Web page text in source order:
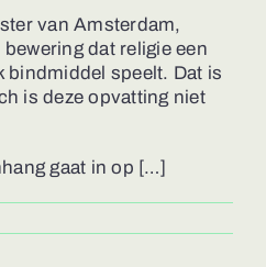
van Amsterdam,
dat religie een
bindmiddel speelt. Dat is
is deze opvatting niet
gaat in op […]